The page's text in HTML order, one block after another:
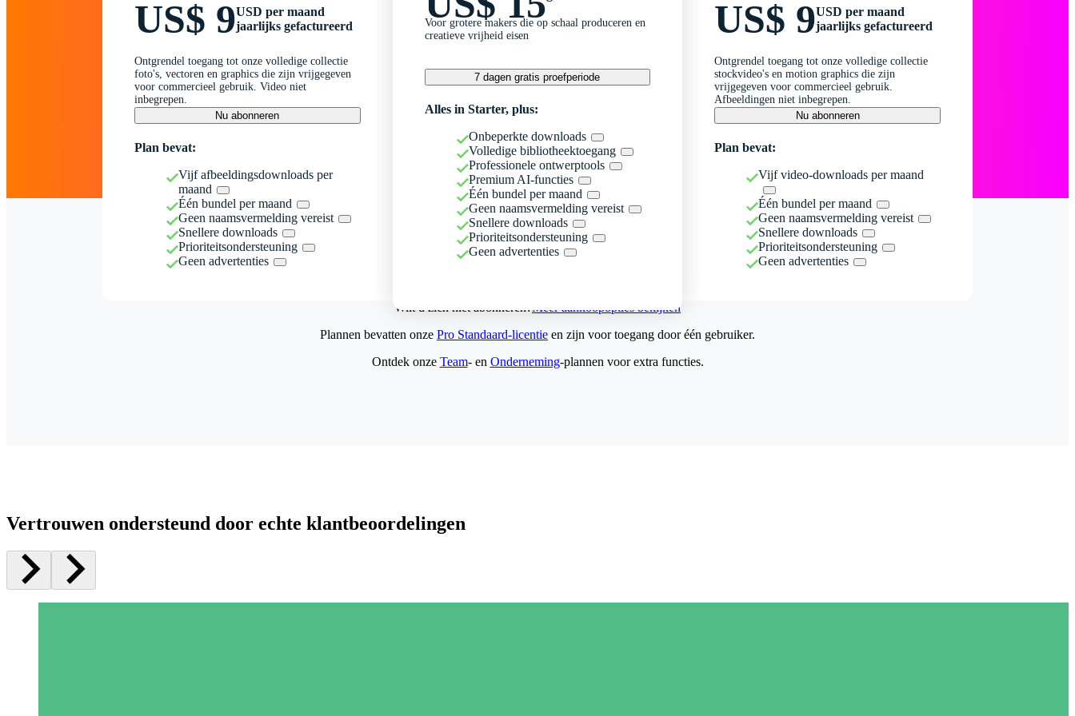
US$ 9USD per maand
jaarlijks gefactureerd
Ontgrendel toegang tot onze volledige collectie
foto's, vectoren en graphics die zijn vrijgegeven
voor commercieel gebruik. Video niet
inbegrepen.
Nu abonneren
Plan bevat:
Vijf afbeeldingsdownloads per
maand
Één bundel per maand
Geen naamsvermelding vereist
Snellere downloads
Prioriteitsondersteuning
Geen advertenties
Voor grotere makers die op schaal produceren en
creatieve vrijheid eisen
7 dagen gratis proefperiode
Alles in Starter, plus:
Onbeperkte downloads
Volledige bibliotheektoegang
Professionele ontwerptools
Premium AI-functies
Één bundel per maand
Geen naamsvermelding vereist
Snellere downloads
Prioriteitsondersteuning
Geen advertenties
US$ 9USD per maand
jaarlijks gefactureerd
Ontgrendel toegang tot onze volledige collectie
stockvideo's en motion graphics die zijn
vrijgegeven voor commercieel gebruik.
Afbeeldingen niet inbegrepen.
Nu abonneren
Plan bevat:
Vijf video-downloads per maand
Één bundel per maand
Geen naamsvermelding vereist
Snellere downloads
Prioriteitsondersteuning
Geen advertenties
Wilt u zich niet abonneren?Meer aankoopopties bekijken
Plannen bevatten onze Pro Standaard-licentie en zijn voor toegang door één gebruiker.
Ontdek onze Team- en Onderneming-plannen voor extra functies.
Vertrouwen ondersteund door echte klantbeoordelingen